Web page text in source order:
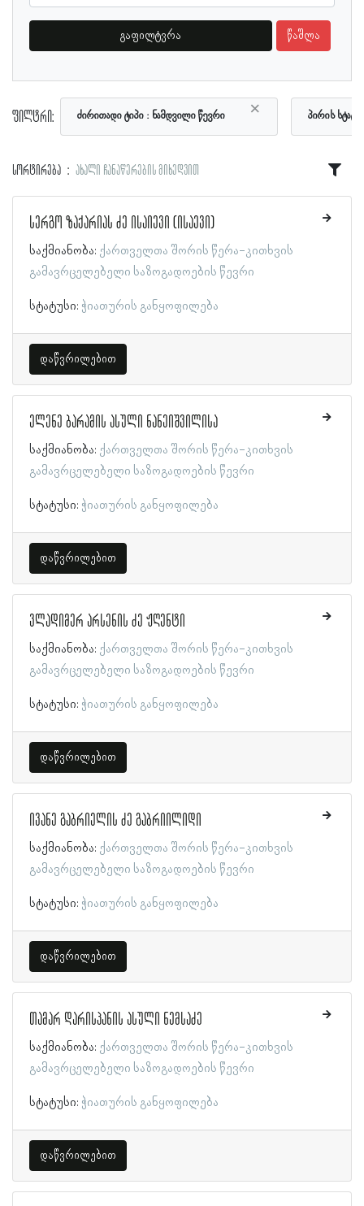
გაფილტვრა წაშლა
ფილტრი: ×
ძირითადი ტიპი ნამდვილი წევრი პირის
სორტირება ახალი ჩანაწერების მიხედვით
სერგო ზაქარიას ძე ისაიევი (ისაევი)
საქმიანობა: ქართველთა შორის წერა-კითხვის
გამავრცელებელი საზოგადოების წევრი
სტატუსი: ჭიათურის განყოფილება
დაწვრილებით
ელენე ბარამის ასული ნანეიშვილისა
საქმიანობა: ქართველთა შორის წერა-კითხვის
გამავრცელებელი საზოგადოების წევრი
სტატუსი: ჭიათურის განყოფილება
დაწვრილებით
ვლადიმერ არსენის ძე ჟღენტი
საქმიანობა: ქართველთა შორის წერა-კითხვის
გამავრცელებელი საზოგადოების წევრი
სტატუსი: ჭიათურის განყოფილება
დაწვრილებით
ივანე გაბრიელის ძე გაბრიილიდი
საქმიანობა: ქართველთა შორის წერა-კითხვის
გამავრცელებელი საზოგადოების წევრი
სტატუსი: ჭიათურის განყოფილება
დაწვრილებით
თამარ დარისპანის ასული ნემსაძე
საქმიანობა: ქართველთა შორის წერა-კითხვის
გამავრცელებელი საზოგადოების წევრი
სტატუსი: ჭიათურის განყოფილება
დაწვრილებით